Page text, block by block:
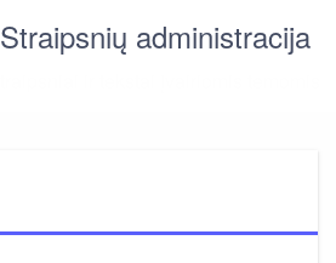
Straipsnių administracija